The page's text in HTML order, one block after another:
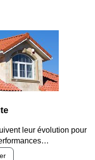
leur évolution pour